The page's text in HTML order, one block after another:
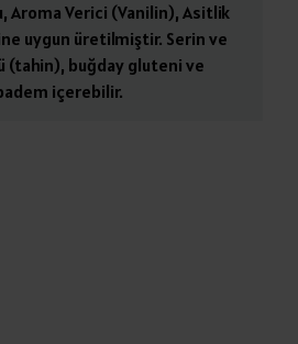
Aroma Verici (Vanilin), Asitlik
uygun üretilmiştir. Serin ve
(tahin), buğday gluteni ve
içerebilir.